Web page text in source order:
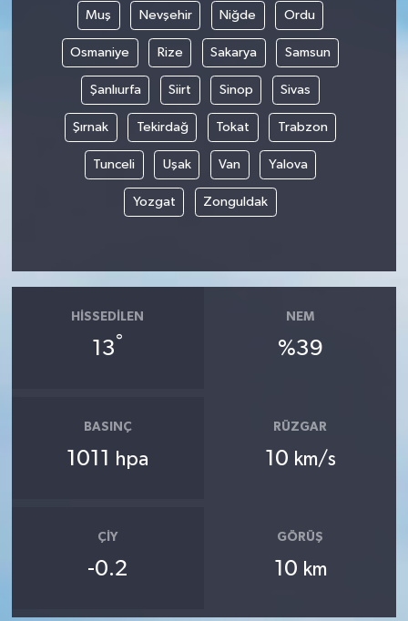
Muş Nevşehir Niğde Ordu
Osmaniye Rize Sakarya Samsun
Şanlıurfa Siirt Sinop Sivas
Şırnak Tekirdağ Tokat Trabzon
Tunceli Uşak Van Yalova
Yozgat Zonguldak
HISSEDILEN
13°
NEM
%39
BASINÇ
1011 hpa
RÜZGAR
10 km/s
ÇIY
-0.2
GÖRÜŞ
10 km